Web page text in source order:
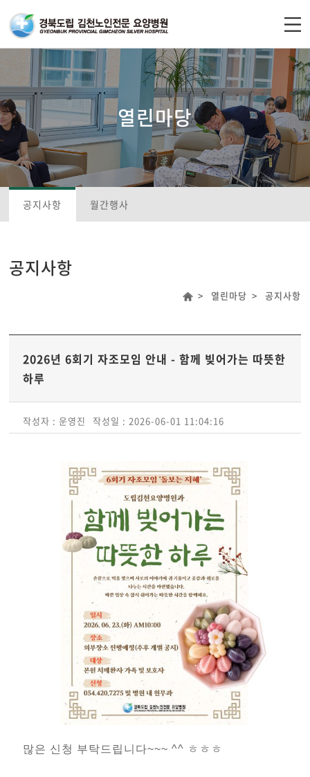
열린마당
공지사항 월간행사
공지사항
열린마당 공지사항
2026년 6회기 자조모임 안내 - 함께 빚어가는 따뜻한
하루
작성자 : 운영진 작성일 : 2026-06-01 11:04:16
많은 신청 부탁드립니다~~~ ^^ ㅎㅎㅎ